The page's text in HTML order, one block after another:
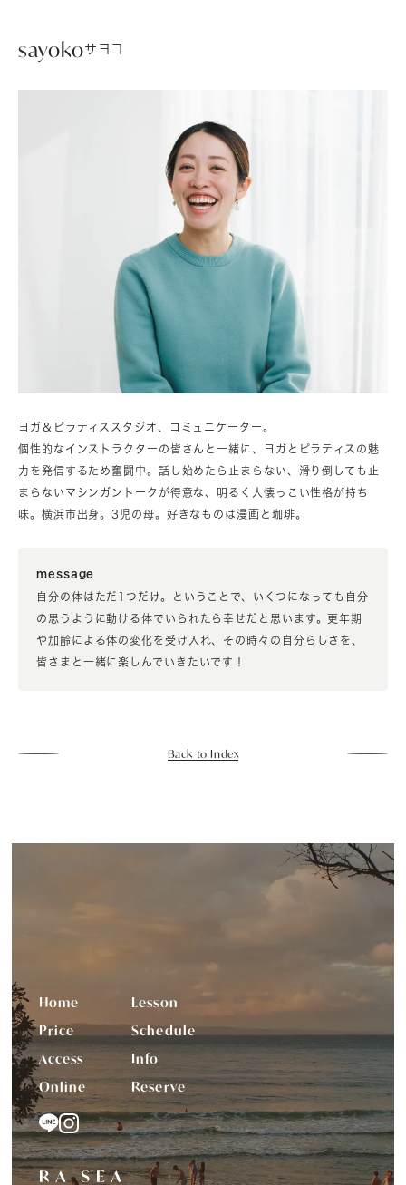
sayokoサヨコ
ヨガ＆ピラティススタジオ、コミュニケーター。
個性的なインストラクターの皆さんと一緒に、ヨガとピラティスの魅
力を発信するため奮闘中。話し始めたら止まらない、滑り倒しても止
まらないマシンガントークが得意な、明るく人懐っこい性格が持ち
味。横浜市出身。3児の母。好きなものは漫画と珈琲。
message
自分の体はただ1つだけ。ということで、いくつになっても自分
の思うように動ける体でいられたら幸せだと思います。更年期
や加齢による体の変化を受け入れ、その時々の自分らしさを、
皆さまと一緒に楽しんでいきたいです！
Back to Index
Home
Lesson
Price
Schedule
Access
Info
Online
Reserve